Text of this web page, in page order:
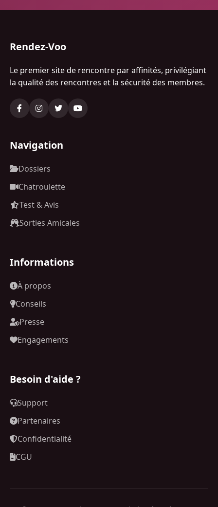
Rendez-Voo
Le premier site de rencontre par affinités, privilégiant
la qualité des rencontres et la sécurité des membres.
Navigation
Dossiers
Chatroulette
Test & Avis
Sorties Amicales
Informations
À propos
Conseils
Presse
Engagements
Besoin d'aide ?
Support
Partenaires
Confidentialité
CGU